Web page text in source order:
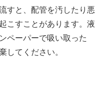
すと、配管を汚したり悪
こすことがあります。液
ペーパーで吸い取った
してください。